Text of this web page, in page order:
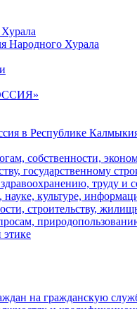
Народного Хурала
в Республике
собственности,
государственному
труду и
культуре,
строительству,
этике
на гражданскую